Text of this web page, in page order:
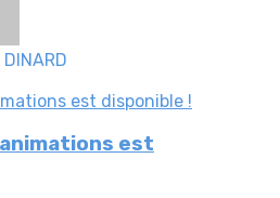
est